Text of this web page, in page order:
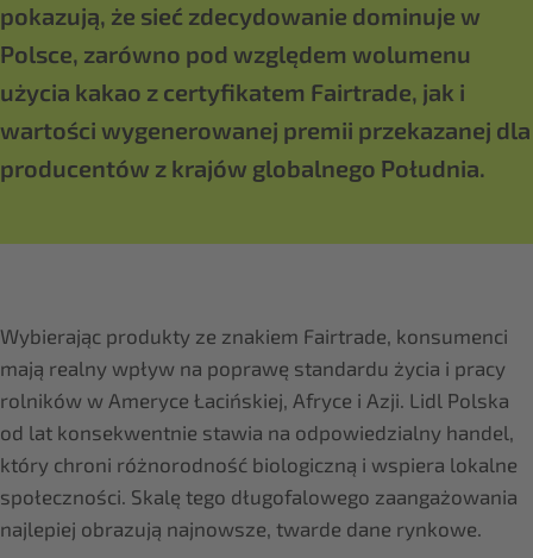
pokazują, że sieć zdecydowanie dominuje w
Polsce, zarówno pod względem wolumenu
użycia kakao z certyfikatem Fairtrade, jak i
wartości wygenerowanej premii przekazanej dla
producentów z krajów globalnego Południa.
Wybierając produkty ze znakiem Fairtrade, konsumenci
mają realny wpływ na poprawę standardu życia i pracy
rolników w Ameryce Łacińskiej, Afryce i Azji. Lidl Polska
od lat konsekwentnie stawia na odpowiedzialny handel,
który chroni różnorodność biologiczną i wspiera lokalne
społeczności. Skalę tego długofalowego zaangażowania
najlepiej obrazują najnowsze, twarde dane rynkowe.